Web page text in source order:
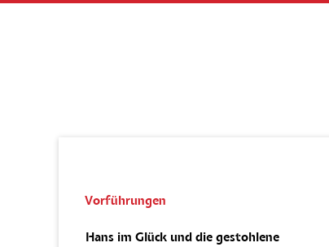
Navigation
Vorführungen
Hans im Glück und die gestohlene